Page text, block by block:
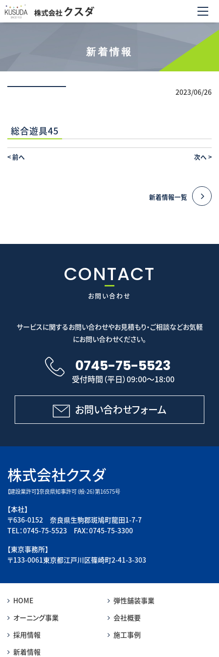
新着情報
2023/06/26
総合遊具45
<前へ 次へ >
新着情報一覧
CONTACT
お問い合わせ
サービスに関するお問い合わせやお見積もり・ご相談などお気軽
にお問い合わせください。
0745-75-5523
受付時間（平日）09:00～18:00
お問い合わせフォーム
株式会社クスダ
【建設業許可】奈良県知事許可（般-26）第16575号
【本社】
〒636-0152 奈良県生駒郡斑鳩町龍田1-7-7
TEL：0745-75-5523 FAX：0745-75-3300
【東京事務所】
〒133-0061東京都江戸川区篠崎町2-41-3-303
HOME
弾性舗装事業
オーニング事業
会社概要
採用情報
施工事例
新着情報